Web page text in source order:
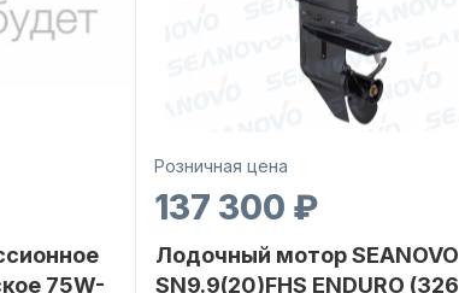
75W-
Розничная цена
137 300 ₽
Лодочный мотор SEANOVO
SN9.9(20)FHS ENDURO (326